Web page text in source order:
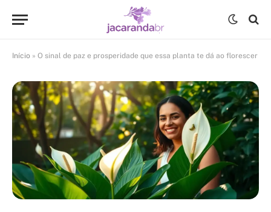
Início » O sinal de paz e prosperidade que essa planta te dá ao florescer